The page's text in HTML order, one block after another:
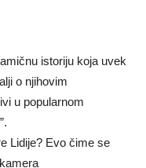
istoriju koja uvek
o njihovim
u popularnom